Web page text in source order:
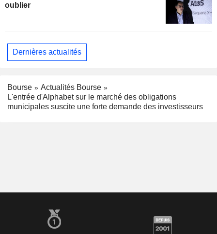
oublier
Dernières actualités
Bourse
Actualités Bourse
L'entrée d'Alphabet sur le marché des obligations
municipales suscite une forte demande des investisseurs